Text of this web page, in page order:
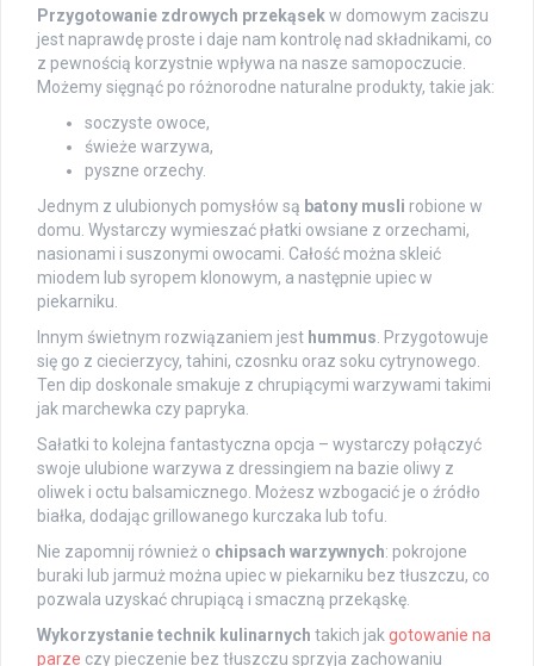
Przygotowanie zdrowych przekąsekw domowym zaciszu
jest naprawdę proste i daje nam kontrolę nad składnikami, co
z pewnością korzystnie wpływa na nasze samopoczucie.
Możemy sięgnąć po różnorodne naturalne produkty, takie jak:
soczyste owoce,
świeże warzywa,
pyszne orzechy.
Jednym z ulubionych pomysłów są batony musli robione w
domu. Wystarczy wymieszać płatki owsiane z orzechami,
nasionami i suszonymi owocami. Całość można skleić
miodem lub syropem klonowym, a następnie upiec w
piekarniku.
Innym świetnym rozwiązaniem jest hummus . Przygotowuje
się go z ciecierzycy, tahini, czosnku oraz soku cytrynowego.
Ten dip doskonale smakuje z chrupiącymi warzywami takimi
jak marchewka czy papryka.
Sałatki to kolejna fantastyczna opcja – wystarczy połączyć
swoje ulubione warzywa z dressingiem na bazie oliwy z
oliwek i octu balsamicznego. Możesz wzbogacić je o źródło
białka, dodając grillowanego kurczaka lub tofu.
Nie zapomnij również o chipsach warzywnych: pokrojone
buraki lub jarmuż można upiec w piekarniku bez tłuszczu, co
pozwala uzyskać chrupiącą i smaczną przekąskę.
Wykorzystanie technik kulinarnych takich jak gotowanie na
parze czy pieczenie bez tłuszczu sprzyja zachowaniu